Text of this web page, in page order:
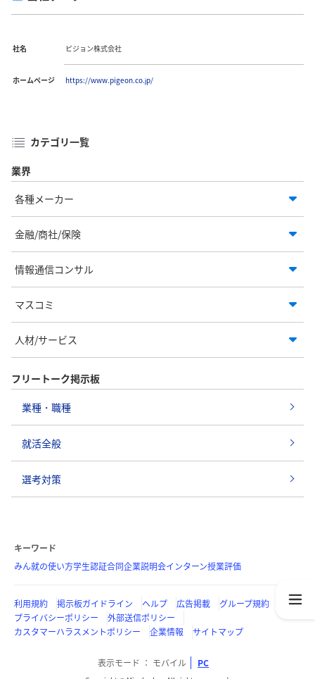
社名 ピジョン株式会社
ホームページ https://www.pigeon.co.jp/
カテゴリ一覧
業界
各種メーカー
金融/商社/保険
情報通信コンサル
マスコミ
人材/サービス
フリートーク掲示板
業種・職種
就活全般
選考対策
キーワード
みん就の使い方学生認証合同企業説明会インターン授業評価
利用規約 掲示板ガイドライン ヘルプ 広告掲載
グループ規約
プライバシーポリシー
外部送信ポリシー
カスタマーハラスメントポリシー
企業情報 サイトマップ
表示モード モバイル PC